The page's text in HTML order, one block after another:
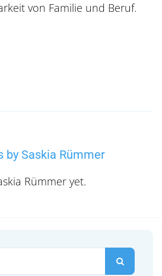
von Familie und Beruf.
by Saskia Rümmer
Rümmer yet.